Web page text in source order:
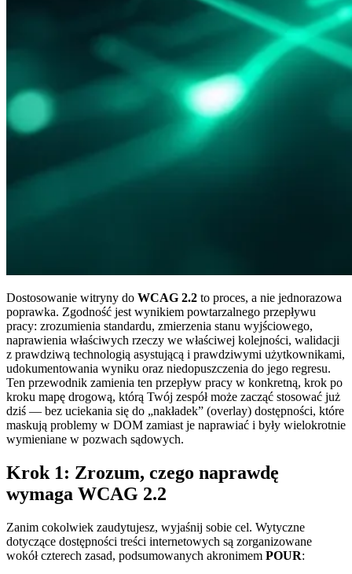
Dostosowanie witryny do WCAG 2.2 to proces, a nie jednorazowa
poprawka. Zgodność jest wynikiem powtarzalnego przepływu
pracy: zrozumienia standardu, zmierzenia stanu wyjściowego,
naprawienia właściwych rzeczy we właściwej kolejności, walidacji
z prawdziwą technologią asystującą i prawdziwymi użytkownikami,
udokumentowania wyniku oraz niedopuszczenia do jego regresu.
Ten przewodnik zamienia ten przepływ pracy w konkretną, krok po
kroku mapę drogową, którą Twój zespół może zacząć stosować już
dziś — bez uciekania się do „nakładek” (overlay) dostępności, które
maskują problemy w DOM zamiast je naprawiać i były wielokrotnie
wymieniane w pozwach sądowych.
Krok 1: Zrozum, czego naprawdę
wymaga WCAG 2.2
Zanim cokolwiek zaudytujesz, wyjaśnij sobie cel. Wytyczne
dotyczące dostępności treści internetowych są zorganizowane
wokół czterech zasad, podsumowanych akronimem POUR: